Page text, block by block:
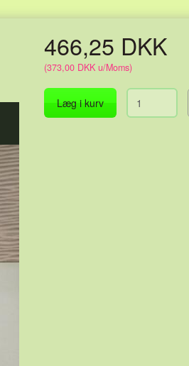
466,25 DKK
(373,00 DKK u/Moms)
Læg i kurv